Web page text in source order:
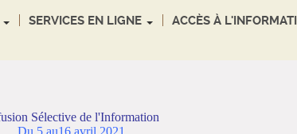
SERVICES EN LIGNE ACCÈS À